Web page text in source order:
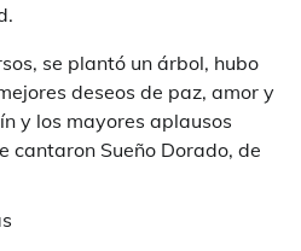
se plantó un árbol, hubo
deseos de paz, amor y
y los mayores aplausos
cantaron Sueño Dorado, de